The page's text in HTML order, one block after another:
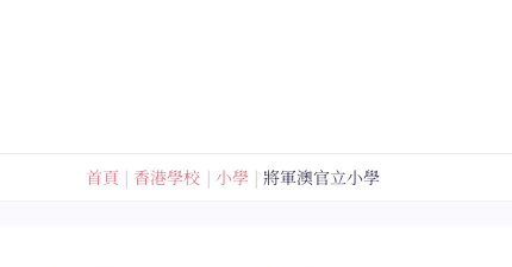
首頁 香港學校 小學 將軍澳官立小學